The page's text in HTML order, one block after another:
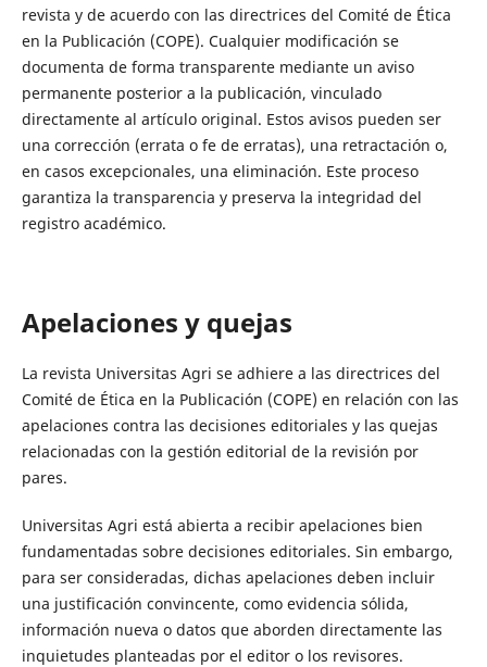
revista y de acuerdo con las directrices del Comité de Ética
en la Publicación (COPE). Cualquier modificación se
documenta de forma transparente mediante un aviso
permanente posterior a la publicación, vinculado
directamente al artículo original. Estos avisos pueden ser
una corrección (errata o fe de erratas), una retractación o,
en casos excepcionales, una eliminación. Este proceso
garantiza la transparencia y preserva la integridad del
registro académico.
Apelaciones y quejas
La revista Universitas Agri se adhiere a las directrices del
Comité de Ética en la Publicación (COPE) en relación con las
apelaciones contra las decisiones editoriales y las quejas
relacionadas con la gestión editorial de la revisión por
pares.
Universitas Agri está abierta a recibir apelaciones bien
fundamentadas sobre decisiones editoriales. Sin embargo,
para ser consideradas, dichas apelaciones deben incluir
una justificación convincente, como evidencia sólida,
información nueva o datos que aborden directamente las
inquietudes planteadas por el editor o los revisores.